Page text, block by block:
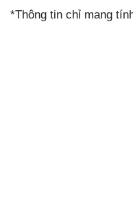
*Thông tin chỉ mang